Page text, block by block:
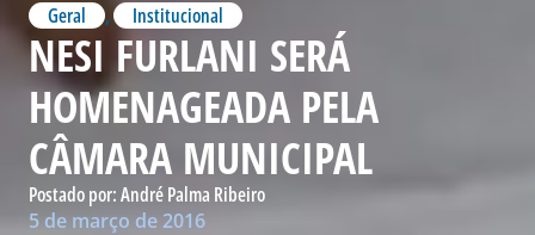
Geral , Institucional
NESI FURLANI SERÁ
HOMENAGEADA PELA
CÂMARA MUNICIPAL
Postado por:André Palma Ribeiro
5 de março de 2016